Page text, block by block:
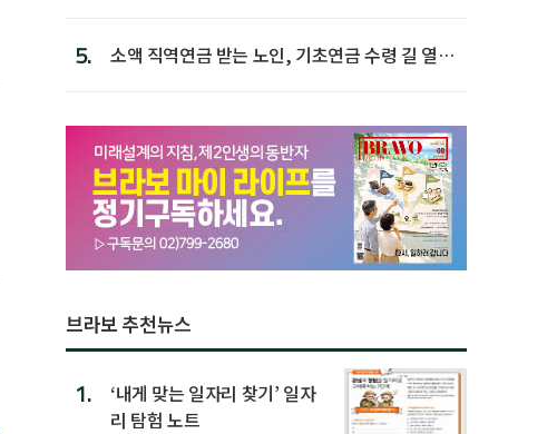
5.
소액 직역연금 받는 노인, 기초연금 수령 길 열린
브라보 추천뉴스
1.
‘내게 맞는 일자리 찾기’ 일자
리 탐험 노트